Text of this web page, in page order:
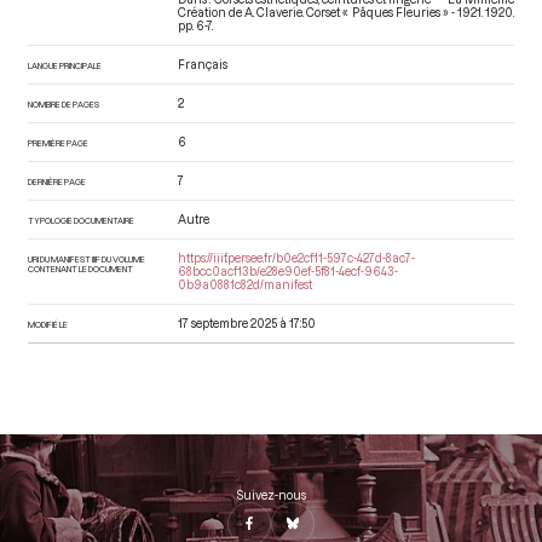
Création de A. Claverie. Corset « Pâques Fleuries » - 1921 . 1920.
pp. 6-7.
LANGUE PRINCIPALE Français
NOMBRE DE PAGES 2
PREMIÈRE PAGE 6
DERNIÈRE PAGE 7
TYPOLOGIE DOCUMENTAIRE Autre
URI DU MANIFEST IIIF DU VOLUME
CONTENANT LE DOCUMENT
https://iiif.persee.fr/b0e2cf11-597c-427d-8ac7-
68bcc0acf13b/e28e90ef-5f81-4ecf-9643-
0b9a0881c82d/manifest
MODIFIÉ LE 17 septembre 2025 à 17:50
Suivez-nous